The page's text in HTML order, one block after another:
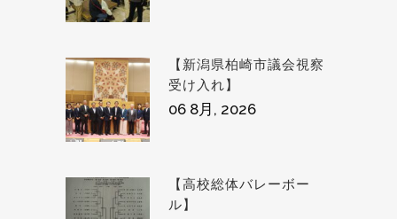
【新潟県柏崎市議会視察
受け入れ】
06 8月, 2026
【高校総体バレーボー
ル】